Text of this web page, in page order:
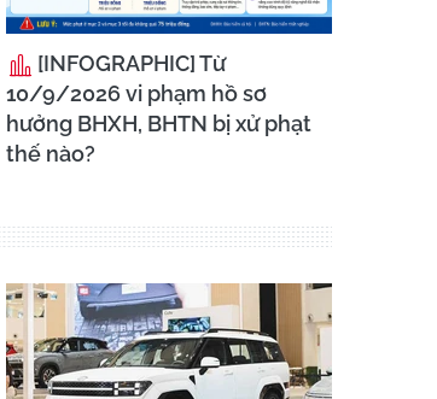
[INFOGRAPHIC] Từ
10/9/2026 vi phạm hồ sơ
hưởng BHXH, BHTN bị xử phạt
thế nào?